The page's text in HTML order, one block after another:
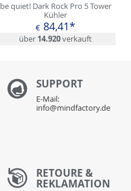
be quiet! Dark Rock Pro 5 Tower
Kühler
€ 84,41*
über 14.920verkauft
SUPPORT
E-Mail:
info@mindfactory.de
RETOURE &
REKLAMATION